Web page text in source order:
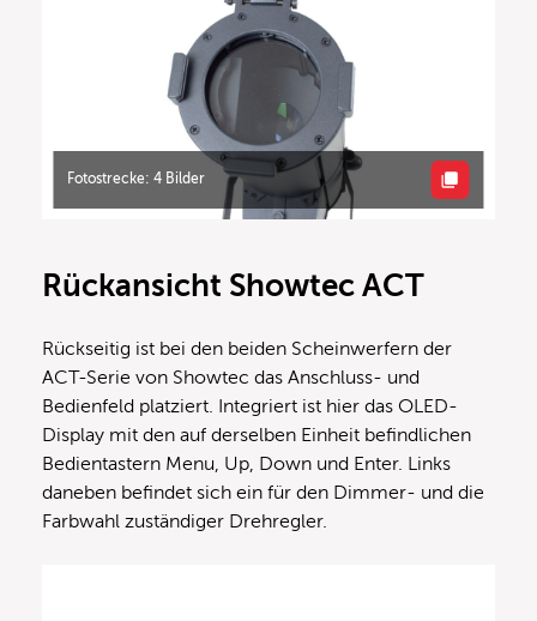
Fotostrecke: 4 Bilder
Rückansicht Showtec ACT
Rückseitig ist bei den beiden Scheinwerfern der
ACT-Serie von Showtec das Anschluss- und
Bedienfeld platziert. Integriert ist hier das OLED-
Display mit den auf derselben Einheit befindlichen
Bedientastern Menu, Up, Down und Enter. Links
daneben befindet sich ein für den Dimmer- und die
Farbwahl zuständiger Drehregler.